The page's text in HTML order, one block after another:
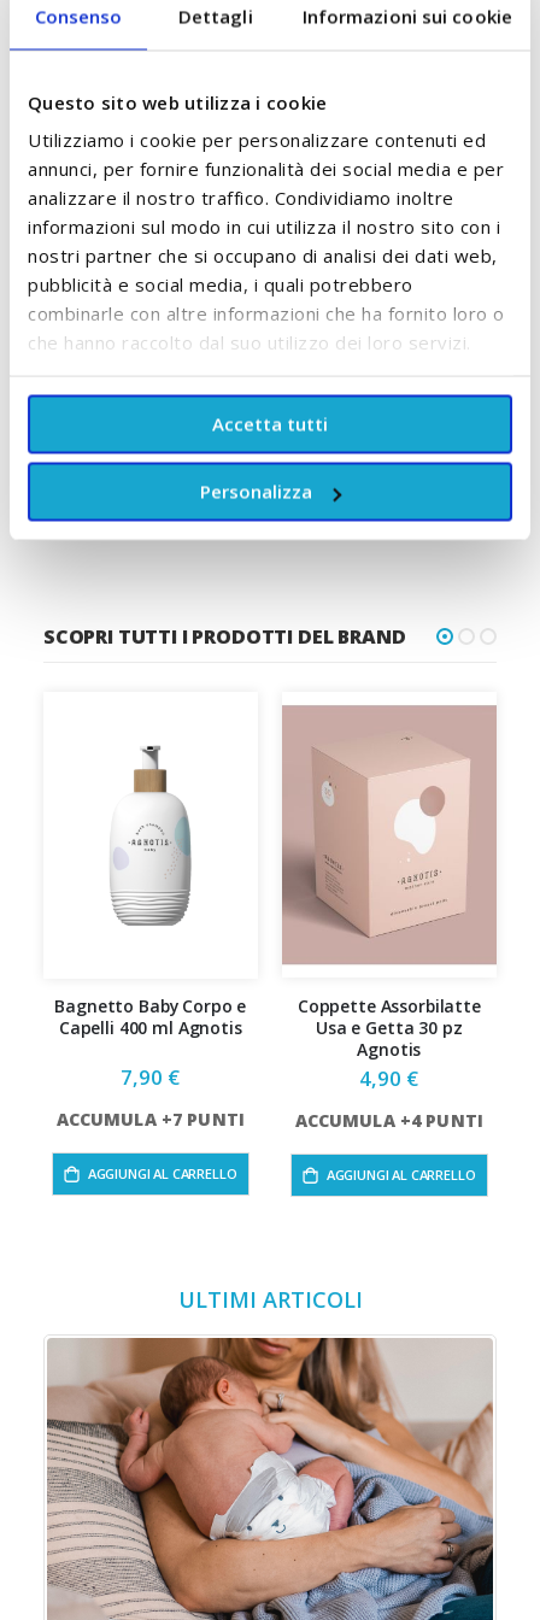
Consenso Dettagli Informazioni sui cookie
Questo sito web utilizza i cookie
Utilizziamo i cookie per personalizzare contenuti ed
annunci, per fornire funzionalità dei social media e per
analizzare il nostro traffico. Condividiamo inoltre
informazioni sul modo in cui utilizza il nostro sito con i
nostri partner che si occupano di analisi dei dati web,
pubblicità e social media, i quali potrebbero
combinarle con altre informazioni che ha fornito loro o
che hanno raccolto dal suo utilizzo dei loro servizi.
Accetta tutti
Personalizza
Pasta Cambio Pannolino
100 ml Biolane
8,50 €
ACCUMULA +8 PUNTI
AGGIUNGI AL CARRELLO
Dolce Cambio Pannolino
ai Fiori di Riso 150 ml
Sapone di un Tempo
AGGIUNGI AL CARRELLO
SCOPRI TUTTI I PRODOTTI DEL BRAND
Bagnetto Baby Corpo e
Capelli 400 ml Agnotis
7,90 €
ACCUMULA +7 PUNTI
AGGIUNGI AL CARRELLO
Coppette Assorbilatte
Usa e Getta 30 pz
Agnotis
4,90 €
ACCUMULA +4 PUNTI
AGGIUNGI AL CARRELLO
ULTIMI ARTICOLI